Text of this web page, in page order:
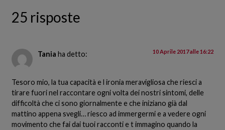
25 risposte
Tania ha detto: 10 Aprile 2017 alle 16:22
Tesoro mio, la tua capacità e l ironia meravigliosa che riesci a
tirare fuori nel raccontare ogni volta dei nostri sintomi, delle
difficoltà che ci sono giornalmente e che iniziano già dal
mattino appena svegli… riesco ad immergermi e a vedere ogni
movimento che fai dai tuoi racconti e t immagino quando la